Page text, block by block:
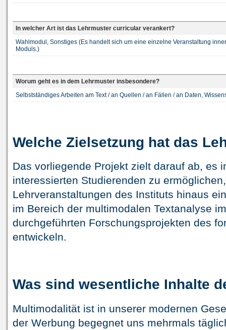
In welcher Art ist das Lehrmuster curricular verankert?
Wahlmodul, Sonstiges (Es handelt sich um eine einzelne Veranstaltung
Moduls.)
Worum geht es in dem Lehrmuster insbesondere?
Selbstständiges Arbeiten am Text / an Quellen / an Fällen / an Daten,
Welche Zielsetzung hat das
Das vorliegende Projekt zielt darauf ab, es
interessierten Studierenden zu
Lehrveranstaltungen des Instituts hinaus
im Bereich der multimodalen Textanalyse
durchgeführten Forschungsprojekten des
entwickeln.
Was sind wesentliche Inhalte
Multimodalität ist in unserer modernen
der Werbung begegnet uns mehrmals